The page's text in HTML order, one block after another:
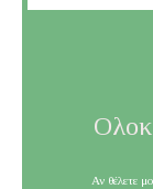
Αν θέλετε